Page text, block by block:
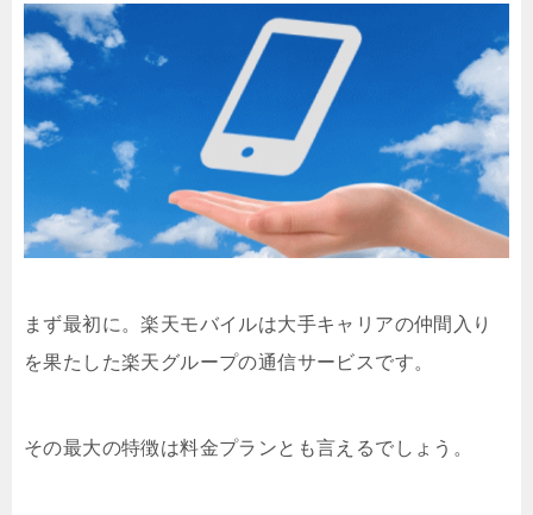
まず最初に。楽天モバイルは大手キャリアの仲間入り
を果たした楽天グループの通信サービスです。
その最大の特徴は料金プランとも言えるでしょう。